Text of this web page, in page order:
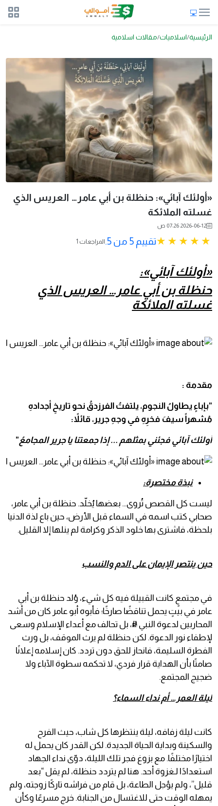
الرئيسية اسلاميات مقالات اسلامية
«أولئك آبائي»: حنظلة بن أبي عامر… العريس الذي
غسلته الملائكة
2026-06-12 07:26 ص
تقييم 5 من 5. 1 المراجعات
«أولئك آبائي»:
حنظلة بن أبي عامر… العريس الذي
غسلته الملائكة
مقدمة :
​"بإباءٍ يطاولُ النجوم، يلتفتُ الفرزدقُ نحو تاريخِ أجدادهِ
مُشهراً سيفَ فخرِهِ في وجهِ جرير، قائلاً:
أولئك آبائي فجئني بمثلهم ... إذا جمعتنا يا جرير المجامعُ"
نبذة مختصرة:
ليست كل القصص تُروى… بعضها يُخلّد. حنظلة بن أبي عامر،
صحابي كتب اسمه في السماء قبل الأرض، حين باع لذة الدنيا
بلحظة، فاشترى بها خلود الذكر وكرامة لم ينلها إلا القليل.
حين ينتصر الإيمان على الدم والنسب
في مجتمعٍ كانت القبيلة فيه كل شيء، وُلد حنظلة بن أبي
عامر في بيتٍ يحمل تناقضًا صارخًا؛ فأبوه أبو عامر كان من أشد
المحاربين لدعوة النبي ﷺ، بل تحالف مع أعداء الإسلام وسعى
لإطفاء نور الدعوة. لكن حنظلة لم يرث الموقف، بل ورث
الفطرة السليمة، فانحاز للحق دون تردد. كان إسلامه إعلانًا
صامتًا بأن الهداية قرار فردي، لا تحكمه سطوة الآباء ولا
ضجيج المجتمع.
ليلة العمر… أم نداء السماء؟
كانت ليلة زفافه، ليلة ينتظرها كل شاب، حيث الفرح
والسكينة وبداية الحياة الجديدة. لكن القدر كان يحمل له
اختيارًا مختلفًا. مع بزوغ فجر تلك الليلة، دوّى نداء الجهاد
استعدادًا لـغزوة أحد. هنا لم يتردد حنظلة، لم يقل “بعد
قليل”، ولم يؤجل الطاعة، بل قام من فراشه تاركًا زوجته، ولم
يمهله الوقت حتى للاغتسال من الجنابة. خرج مسرعًا وكأن